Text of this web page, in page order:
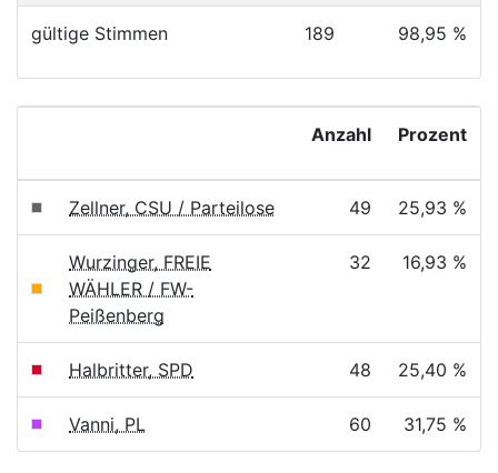
gültige Stimmen 189 98,95 %
Anzahl Prozent
Zellner, CSU / Parteilose 49 25,93 %
Wurzinger, FREIE
WÄHLER / FW-
Peißenberg
32 16,93 %
Halbritter, SPD 48 25,40 %
Vanni, PL 60 31,75 %